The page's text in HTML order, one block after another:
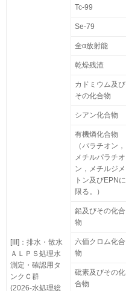
[III]：排水・散水
ＡＬＰＳ処理水
測定・確認用タ
ンクＣ群
(2026-水処理総
Tc-99
Se-79
全α放射能
乾燥残渣
カドミウム及び
その化合物
シアン化合物
有機燐化合物
（パラチオン，
メチルパラチオ
ン，メチルジメ
トン及びEPNに
限る。）
鉛及びその化合
物
六価クロム化合
物
砒素及びその化
合物